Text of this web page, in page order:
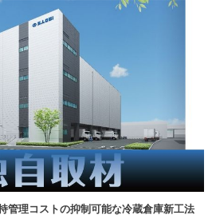
管理コストの抑制可能な冷蔵倉庫新工法